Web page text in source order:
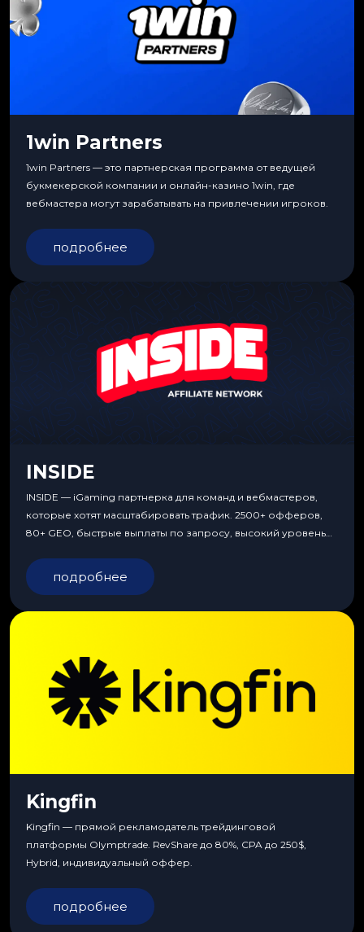
1win Partners
1win Partners — это партнерская программа от ведущей
букмекерской компании и онлайн-казино 1win, где
вебмастера могут зарабатывать на привлечении игроков.
подробнее
INSIDE
INSIDE — iGaming партнерка для команд и вебмастеров,
которые хотят масштабировать трафик. 2500+ офферов,
80+ GEO, быстрые выплаты по запросу, высокий уровень
подробнее
Kingfin
Kingfin — прямой рекламодатель трейдинговой
платформы Olymptrade. RevShare до 80%, CPA до 250$,
Hybrid, индивидуальный оффер.
подробнее